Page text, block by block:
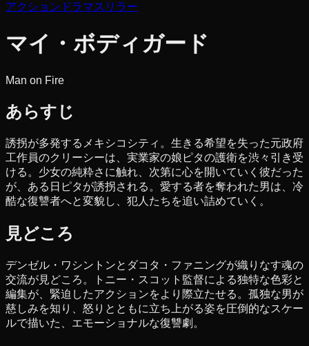
アクション ドラマスリラー
マイ・ボディガード
Man on Fire
あらすじ
誘拐が多発するメキシコシティ。生きる希望を失った元政府
工作員のクリーシーは、実業家の娘ピタの護衛を渋々引き受
ける。少女の純粋さに触れ、次第に心を開いていく彼だった
が、ある日ピタが誘拐される。愛する者を奪われた男は、冷
酷な復讐者へと変貌し、犯人たちを追い詰めていく。
見どころ
デンゼル・ワシントンとダコタ・ファニングが織りなす魂の
交流が見どころ。トニー・スコット監督による独特な色彩と
編集が、緊迫したアクションをより際立たせる。孤独な男が
慈しみを知り、怒りとともに立ち上がる姿を圧倒的なスケー
ルで描いた、エモーショナルな復讐劇。